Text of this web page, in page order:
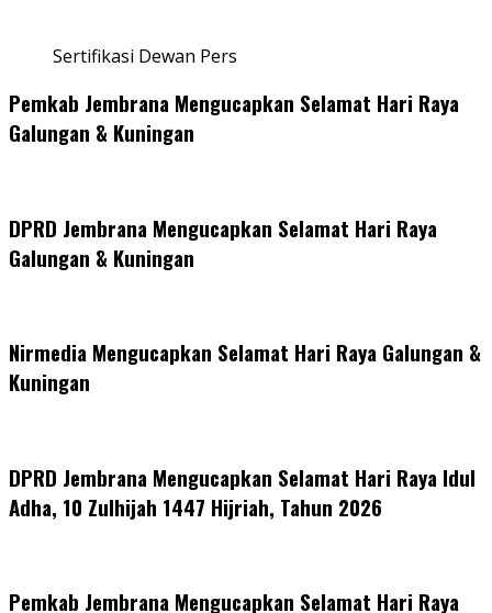
Sertifikasi Dewan Pers
Pemkab Jembrana Mengucapkan Selamat Hari Raya
Galungan & Kuningan
DPRD Jembrana Mengucapkan Selamat Hari Raya
Galungan & Kuningan
Nirmedia Mengucapkan Selamat Hari Raya Galungan &
Kuningan
DPRD Jembrana Mengucapkan Selamat Hari Raya Idul
Adha, 10 Zulhijah 1447 Hijriah, Tahun 2026
Pemkab Jembrana Mengucapkan Selamat Hari Raya